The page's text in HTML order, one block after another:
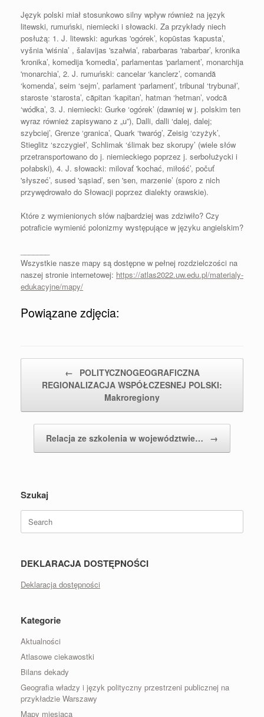
Język polski miał stosunkowo silny wpływ również na język
litewski, rumuński, niemiecki i słowacki. Za przykłady niech
posłużą: 1. J. litewski: agurkas 'ogórek’, kopūstas 'kapusta’,
vyšnia 'wiśnia’ , šalavijas 'szałwia’, rabarbaras 'rabarbar’, kronika
'kronika’, komedija 'komedia’, parlamentas 'parlament’, monarchija
'monarchia’, 2. J. rumuński: cancelar ‘kanclerz’, comandă
‘komenda’, seim ‘sejm’, parlament ‘parlament’, tribunal ‘trybunał’,
staroste ‘starosta’, căpitan ‘kapitan’, hatman ‘hetman’, vodcă
‘wódka’, 3. J. niemiecki: Gurke ‘ogórek’ (dawniej w j. polskim ten
wyraz również zapisywano z „u”), Dalli, dalli ‘dalej, dalej;
szybciej’, Grenze ‘granica’, Quark ‘twaróg’, Zeisig ‘czyżyk’,
Stieglitz ‘szczygieł’, Schlimak ‘ślimak bez skorupy’ (wiele słów
przetransportowano do j. niemieckiego poprzez j. serbołużycki i
połabski), 4. J. słowacki: milovať 'kochać, miłość’, počuť
'słyszeć’, sused 'sąsiad’, sen 'sen, marzenie’ (sporo z nich
przywędrowało do Słowacji poprzez dialekty orawskie).
Które z wymienionych słów najbardziej was zdziwiło? Czy
potraficie wymienić polonizmy występujące w języku angielskim?
Wszystkie nasze mapy są dostępne w pełnej rozdzielczości na
naszej stronie internetowej: https://atlas2022.uw.edu.pl/materialy-
edukacyjne/mapy/
Powiązane zdjęcia:
←
POLITYCZNOGEOGRAFICZNA
REGIONALIZACJA WSPÓŁCZESNEJ POLSKI:
Makroregiony
Relacja ze szkolenia w województwie… →
Szukaj
for:
DEKLARACJA DOSTĘPNOŚCI
Deklaracja dostępności
Kategorie
Aktualności
Atlasowe ciekawostki
Bilans dekady
Geografia władzy i język polityczny przestrzeni publicznej na
przykładzie Warszawy
Mapy miesiąca